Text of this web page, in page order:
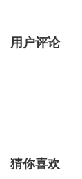
用户评论
猜你喜欢